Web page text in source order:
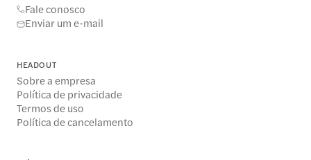
Fale conosco
Enviar um e-mail
HEADOUT
Sobre a empresa
Política de privacidade
Termos de uso
Política de cancelamento